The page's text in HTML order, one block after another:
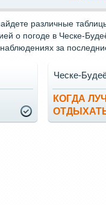
различные
о погоде в Ческе-
за
КОГДА
Ческе-